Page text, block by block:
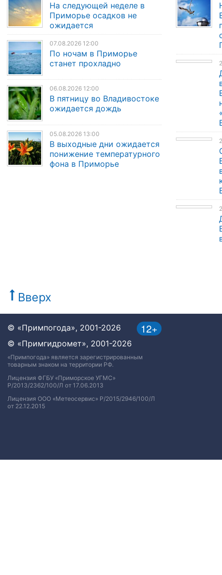
На следующей неделе в
Приморье осадков не
ожидается
07.08.2026 12:00
По ночам в Приморье
станет прохладно
06.08.2026 12:00
В пятницу во Владивостоке
ожидается дождь
05.08.2026 13:00
В выходные дни ожидается
понижение температурного
фона в Приморье
Вверх
12+
© «Примпогода», 2001-2026
© «Примгидромет», 2001-2026
«Примпогода» является зарегистрированным
товарным знаком на территории РФ.
Лицензия ФГБУ «Приморское УГМС»
Р/2013/2362/100/Л от 17.06.2013
Лицензия ООО «Метеосервис» Р/2015/2946/100/Л
от 22.12.2015